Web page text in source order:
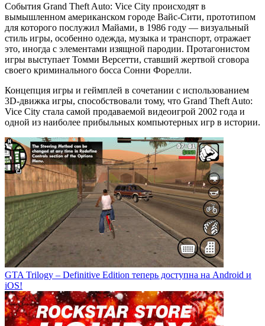
События Grand Theft Auto: Vice City происходят в
вымышленном американском городе Вайс-Сити, прототипом
для которого послужил Майами, в 1986 году — визуальный
стиль игры, особенно одежда, музыка и транспорт, отражает
это, иногда с элементами изящной пародии. Протагонистом
игры выступает Томми Версетти, ставший жертвой сговора
своего криминального босса Сонни Форелли.
Концепция игры и геймплей в сочетании с использованием
3D-движка игры, способствовали тому, что Grand Theft Auto:
Vice City стала самой продаваемой видеоигрой 2002 года и
одной из наиболее прибыльных компьютерных игр в истории.
GTA Trilogy – Definitive Edition теперь доступна на Android и
iOS!